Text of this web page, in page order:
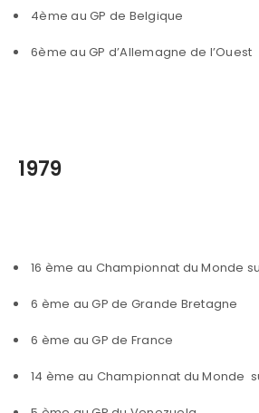
4ème au GP de Belgique
6ème au GP d’Allemagne de l’Ouest
1979
16 ème au Championnat du Monde
6 ème au GP de Grande Bretagne
6 ème au GP de France
14 ème au Championnat du Monde